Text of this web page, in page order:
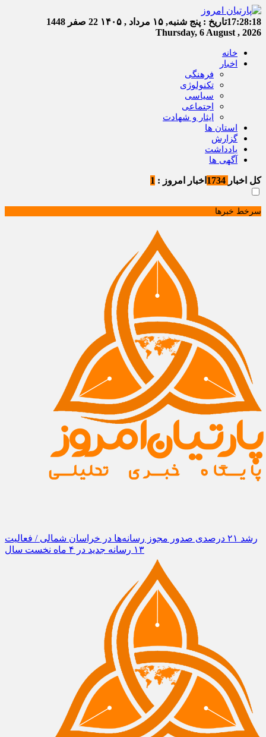
17:28:18تاریخ : پنج شنبه, ۱۵ مرداد , ۱۴۰۵
22 صفر 1448
Thursday, 6 August , 2026
خانه
اخبار
فرهنگی
تکنولوژی
سیاسی
اجتماعی
ایثار و شهادت
استان ها
گزارش
یادداشت
آگهی ها
کل اخبار اخبار امروز : 1
سرخط خبرها
رشد ۲۱ درصدی صدور مجوز رسانه‌ها در خراسان شمالی / فعالیت
۱۳ رسانه جدید در ۴ ماه نخست سال